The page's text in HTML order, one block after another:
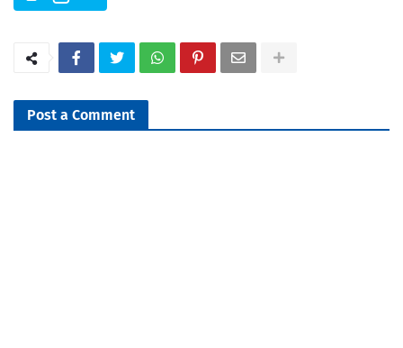
Post a Comment